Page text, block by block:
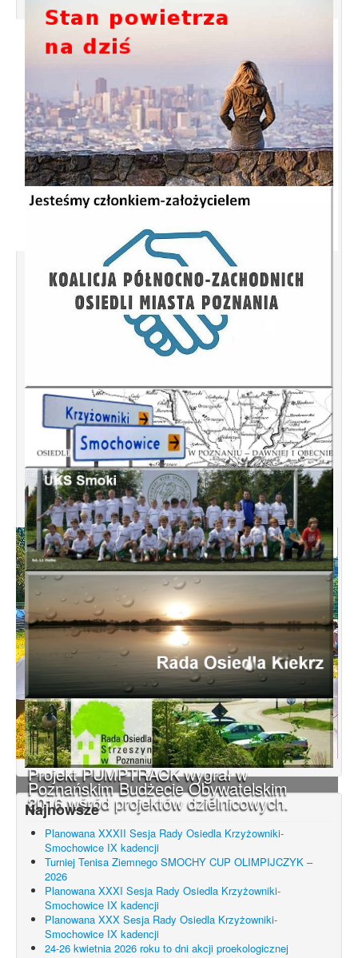
Nasz projekt ogólnomiejski wygrał
Poznański Budżet Obywatelski 2016
Projekt PUMPTRACK wygrał w
Poznańskim Budżecie Obywatelskim
2016 wśród projektów dzielnicowych.
Najnowsze
Planowana XXXII Sesja Rady Osiedla Krzyżowniki-
Smochowice IX kadencji
Turniej Tenisa Ziemnego SMOCHY CUP OLIMPIJCZYK –
2026
Planowana XXXI Sesja Rady Osiedla Krzyżowniki-
Smochowice IX kadencji
Planowana XXX Sesja Rady Osiedla Krzyżowniki-
Smochowice IX kadencji
24-26 kwietnia 2026 roku to dni akcji proekologicznej